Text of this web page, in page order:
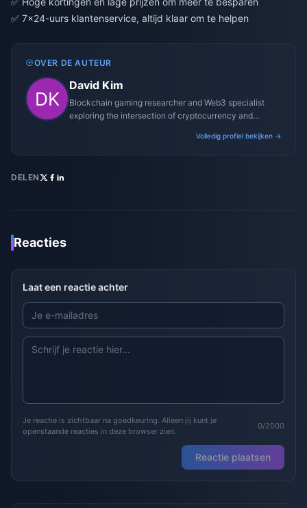
✅ 7×24-uurs klantenservice, altijd klaar om te helpen
OVER DE AUTEUR
David Kim
Blockchain gaming researcher and Web3 specialist
exploring the intersection of cryptocurrency and
Volledig profiel bekijken →
DELEN
Reacties
Laat een reactie achter
Je reactie is zichtbaar na goedkeuring. Alleen jij kunt je
openstaande reacties in deze browser zien.
0/2000
Reactie plaatsen